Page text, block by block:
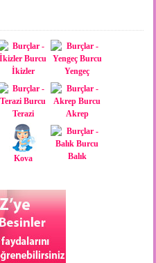
İkizler Yengeç
Terazi Akrep
Kova Balık